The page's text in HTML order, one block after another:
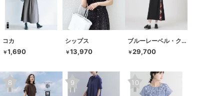
コカ
￥1,690
シップス
￥13,970
ブルーレーベル・クレストブリッジ
￥29,700